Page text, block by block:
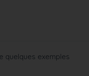
quelques exemples